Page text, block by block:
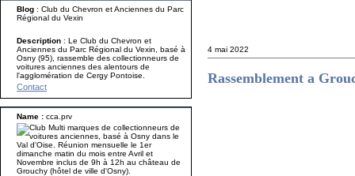
Blog : Club du Chevron et Anciennes du Parc
Régional du Vexin
Description: Le Club du Chevron et
Anciennes du Parc Régional du Vexin, basé à
Osny (95), rassemble des collectionneurs de
voitures anciennes des alentours de
l'agglomération de Cergy Pontoise.
Contact
Name :cca.prv
4 mai 2022
Rassemblement a
9 heure